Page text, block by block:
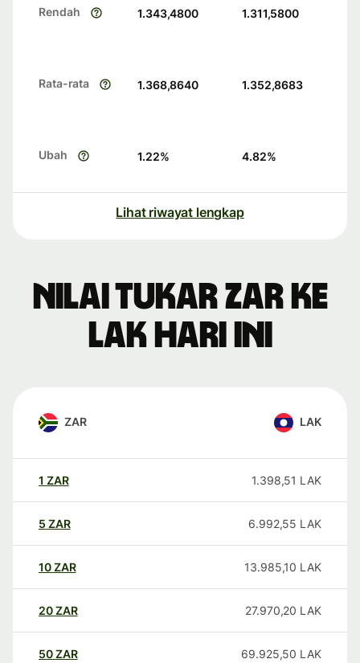
Rendah 1.343,4800 1.311,5800
Rata-rata 1.368,8640 1.352,8683
Ubah 1.22% 4.82%
Lihat riwayat lengkap
Nilai tukar ZAR ke
LAK hari ini
ZAR LAK
1 ZAR 1.398,51 LAK
5 ZAR 6.992,55 LAK
10ZAR 13.985,10 LAK
20ZAR 27.970,20 LAK
50ZAR 69.925,50 LAK